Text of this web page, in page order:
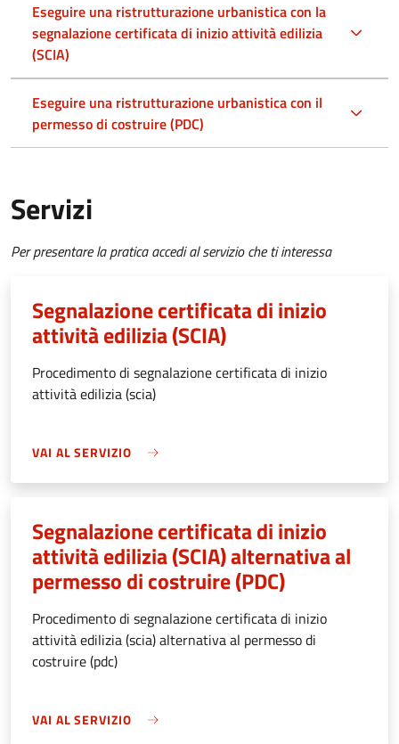
Eseguire una ristrutturazione urbanistica con la
segnalazione certificata di inizio attività edilizia
(SCIA)
Eseguire una ristrutturazione urbanistica con il
permesso di costruire (PDC)
Servizi
Per presentare la pratica accedi al servizio che ti interessa
Segnalazione certificata di inizio
attività edilizia (SCIA)
Procedimento di segnalazione certificata di inizio
attività edilizia (scia)
VAI AL SERVIZIO
Segnalazione certificata di inizio
attività edilizia (SCIA) alternativa al
permesso di costruire (PDC)
Procedimento di segnalazione certificata di inizio
attività edilizia (scia) alternativa al permesso di
costruire (pdc)
VAI AL SERVIZIO